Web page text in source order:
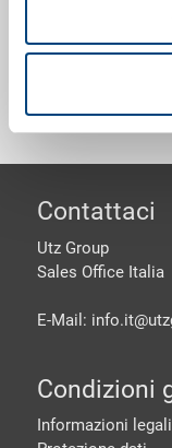
piè di
Contattaci
Utz Group
Sales Office Italia
E-Mail: info.it@
Condizioni
Informazioni legali